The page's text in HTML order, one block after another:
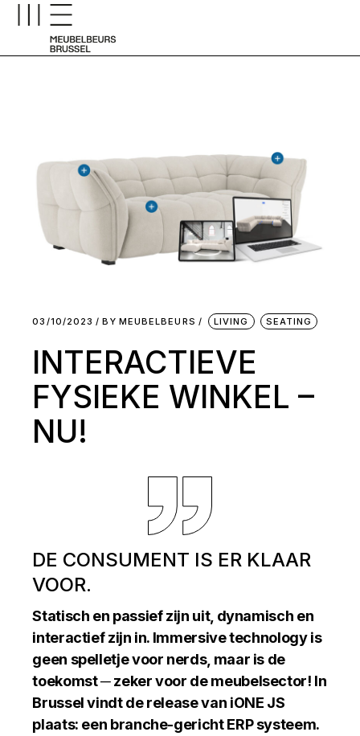
03/10/2023 BY MEUBELBEURS LIVING SEATING
INTERACTIEVE
FYSIEKE WINKEL –
NU!
DE CONSUMENT IS ER KLAAR
VOOR.
Statisch en passief zijn uit, dynamisch en
interactief zijn in. Immersive technology is
geen spelletje voor nerds, maar is de
toekomst ─ zeker voor de meubelsector! In
Brussel vindt de release van iONE JS
plaats: een branche-gericht ERP systeem.